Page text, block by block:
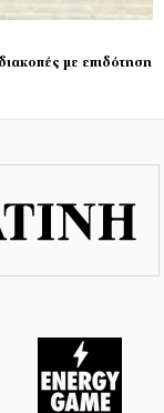
με επιδότηση